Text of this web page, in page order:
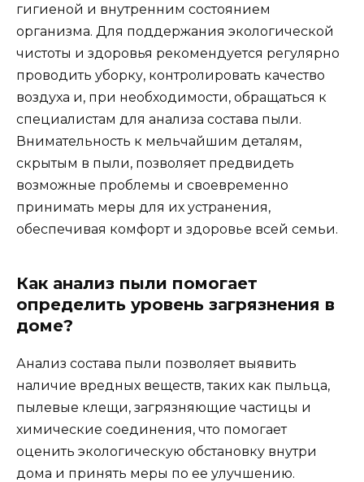
гигиеной и внутренним состоянием
организма. Для поддержания экологической
чистоты и здоровья рекомендуется регулярно
проводить уборку, контролировать качество
воздуха и, при необходимости, обращаться к
специалистам для анализа состава пыли.
Внимательность к мельчайшим деталям,
скрытым в пыли, позволяет предвидеть
возможные проблемы и своевременно
принимать меры для их устранения,
обеспечивая комфорт и здоровье всей семьи.
Как анализ пыли помогает
определить уровень загрязнения в
доме?
Анализ состава пыли позволяет выявить
наличие вредных веществ, таких как пыльца,
пылевые клещи, загрязняющие частицы и
химические соединения, что помогает
оценить экологическую обстановку внутри
дома и принять меры по ее улучшению.